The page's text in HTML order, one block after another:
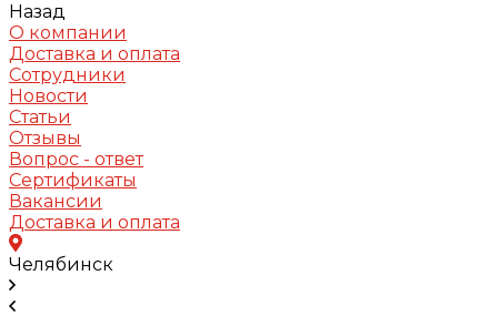
Назад
О компании
Доставка и оплата
Сотрудники
Новости
Статьи
Отзывы
Вопрос - ответ
Сертификаты
Вакансии
Доставка и оплата
Челябинск